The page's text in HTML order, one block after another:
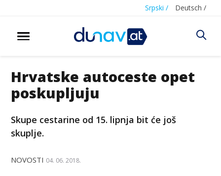
Srpski / Deutsch /
Hrvatske autoceste opet
poskupljuju
Skupe cestarine od 15. lipnja bit će još
skuplje.
NOVOSTI 04. 06. 2018.